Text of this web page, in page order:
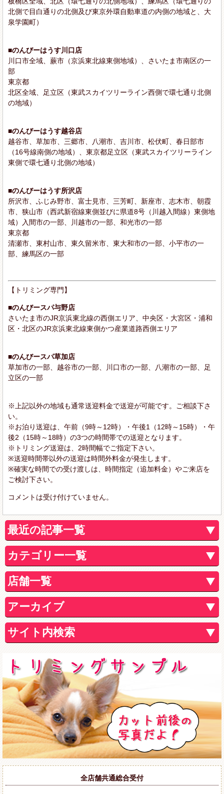
北側で目白通りの北側及び東京外環自動車道の内側の地域と、大
泉学園町）
■のんびーはうす川口店
川口市全域、蕨市（京浜東北線東側地域）、さいたま市南区の一
部
東京都
北区全域、足立区（東武スカイツリーライン西側で環七通り北側
の地域）
■のんびーはうす越谷店
越谷市、草加市、三郷市、八潮市、吉川市、松伏町、春日部市
（16号線南側の地域）、東京都足立区（東武スカイツリーライン
東側で環七通り北側の地域）
■のんびーはうす所沢店
所沢市、ふじみ野市、富士見市、三芳町、新座市、志木市、朝霞
市、狭山市（西武新宿線東側並びに県道8号（川越入間線）東側地
域）入間市の一部、川越市の一部、和光市の一部
東京都
清瀬市、東村山市、東久留米市、東大和市の一部、小平市の一
部、練馬区の一部
【トリミング専門】
■のんびースパ与野店
さいたま市のJR京浜東北線の西側エリア、中央区・大宮区・浦和
区・北区のJR京浜東北線東側かつ産業道路西側エリア
■のんびースパ草加店
草加市の一部、越谷市の一部、川口市の一部、八潮市の一部、足
立区の一部
※上記以外の地域も通常送迎料金で送迎が可能です。ご相談下さ
い。
※お泊り送迎は、午前（9時～12時）・午後1（12時～15時）・午
後2（15時～18時）の3つの時間帯での送迎となります。
※トリミング送迎は、2時間幅でご指定下さい。
※送迎時間帯以外の送迎は時間外料金が発生します。
※確実な時間での受け渡しは、時間指定（追加料金）やご来店を
ご検討下さい。
コメントは受け付けていません。
最近の記事一覧
カテゴリー一覧
店舗一覧
アーカイブ
サイト内検索
全店舗共通総合受付